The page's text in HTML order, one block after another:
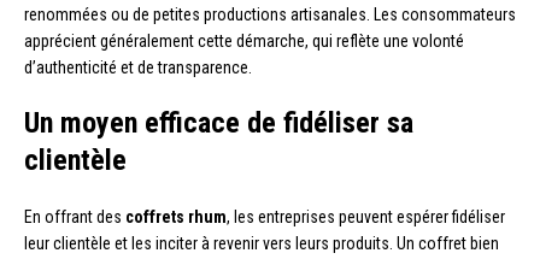
renommées ou de petites productions artisanales. Les consommateurs
apprécient généralement cette démarche, qui reflète une volonté
d’authenticité et de transparence.
Un moyen efficace de fidéliser sa
clientèle
En offrant des coffrets rhum, les entreprises peuvent espérer fidéliser
leur clientèle et les inciter à revenir vers leurs produits. Un coffret bien